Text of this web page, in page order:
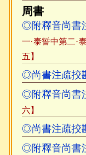
周書
◎附釋音尚書
一·泰誓中第二·
五】
◎尚書注疏挍
◎附釋音尚書
六】
◎尚書注疏挍
◎附釋音尚書